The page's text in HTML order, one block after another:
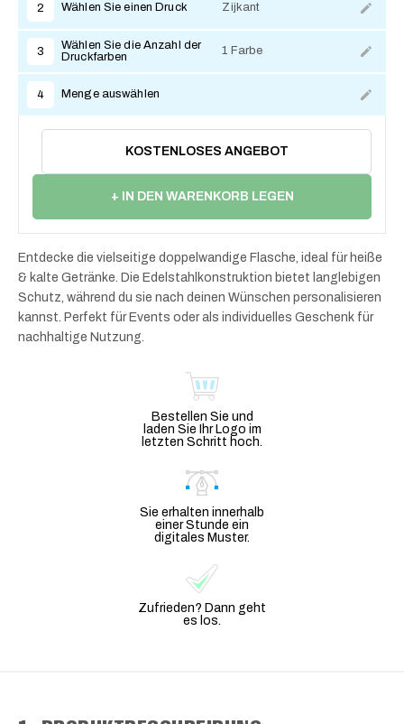
2 Wählen Sie einen Druck Zijkant
3
Wählen Sie die Anzahl der
Druckfarben
1 Farbe
4 Menge auswählen
KOSTENLOSES ANGEBOT
+ IN DEN WARENKORB LEGEN
Entdecke die vielseitige doppelwandige Flasche, ideal für heiße
& kalte Getränke. Die Edelstahlkonstruktion bietet langlebigen
Schutz, während du sie nach deinen Wünschen personalisieren
kannst. Perfekt für Events oder als individuelles Geschenk für
nachhaltige Nutzung.
Bestellen Sie und
laden Sie Ihr Logo im
letzten Schritt hoch.
Sie erhalten innerhalb
einer Stunde ein
digitales Muster.
Zufrieden? Dann geht
es los.